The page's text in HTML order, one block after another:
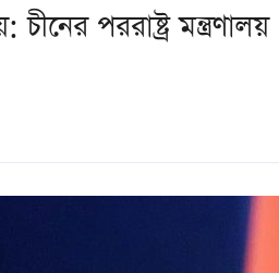
চীনের পররাষ্ট্র মন্ত্রণালয়